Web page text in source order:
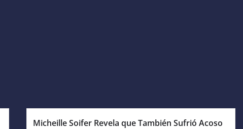
Micheille Soifer Revela que También Sufrió Acoso